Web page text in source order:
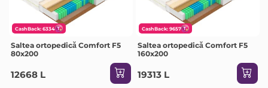
CashBack: 6334
Saltea ortopedică Comfort F5
80x200
12668 L
CashBack: 9657
Saltea ortopedică Comfort F5
160x200
19313 L